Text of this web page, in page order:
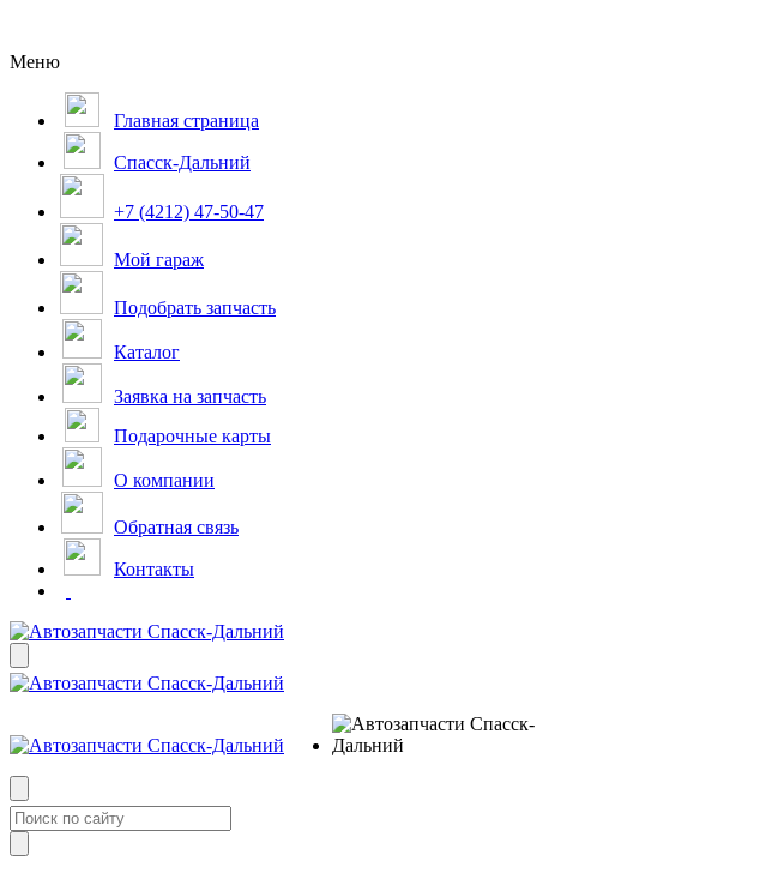
Меню
Главная страница
Спасск-Дальний
+7 (4212) 47-50-47
Мой гараж
Подобрать запчасть
Каталог
Заявка на запчасть
Подарочные карты
О компании
Обратная связь
Контакты